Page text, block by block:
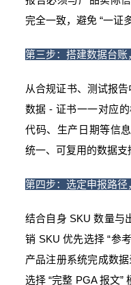
完全一致，避免 “一证
第三步：搭建数据台
从合规证书、测试报
数据 - 证书一一对应
代码、生产日期等信
统一、可复用的数据支
第四步：选定申报路
结合自身 SKU 数量与
销 SKU 优先选择 “参
产品注册系统完成数
选择 “完整 PGA 报文”